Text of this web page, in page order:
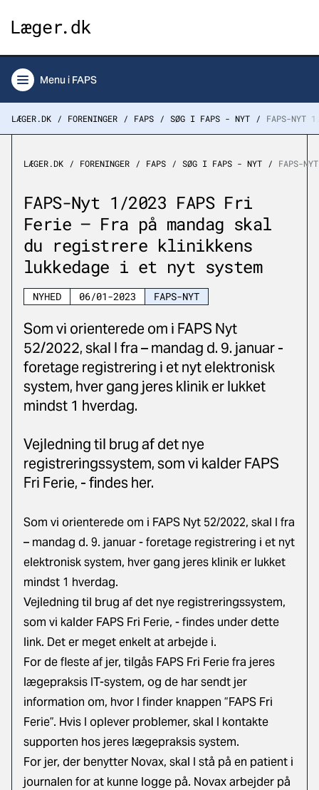
Menu i FAPS
LÆGER.DK FORENINGER FAPS SØG I FAPS - NYT FAPS-NYT
LÆGER.DK FORENINGER FAPS SØG I FAPS - NYT FAPS-
FAPS-Nyt 1/2023 FAPS Fri
Ferie – Fra på mandag skal
du registrere klinikkens
lukkedage i et nyt system
NYHED 06/01-2023 FAPS-NYT
Som vi orienterede om i FAPS Nyt
52/2022, skal I fra – mandag d. 9. januar -
foretage registrering i et nyt elektronisk
system, hver gang jeres klinik er lukket
mindst 1 hverdag.
Vejledning til brug af det nye
registreringssystem, som vi kalder FAPS
Fri Ferie, - findes her.
Som vi orienterede om i FAPS Nyt 52/2022, skal I fra
– mandag d. 9. januar - foretage registrering i et nyt
elektronisk system, hver gang jeres klinik er lukket
mindst 1 hverdag.
Vejledning til brug af det nye registreringssystem,
som vi kalder FAPS Fri Ferie, - findes under dette
link. Det er meget enkelt at arbejde i.
For de fleste af jer, tilgås FAPS Fri Ferie fra jeres
lægepraksis IT-system, og de har sendt jer
information om, hvor I finder knappen ”FAPS Fri
Ferie”. Hvis I oplever problemer, skal I kontakte
supporten hos jeres lægepraksis system.
For jer, der benytter Novax, skal I stå på en patient i
journalen for at kunne logge på. Novax arbejder på